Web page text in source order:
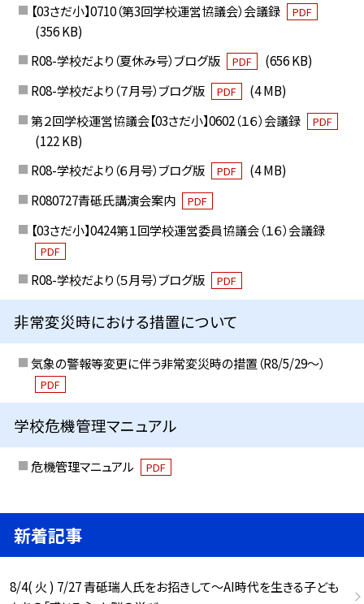
【03さだ小】0710（第3回学校運営協議会）会議録 PDF
(356 KB)
R08-学校だより（夏休み号）ブログ版
PDF
(656 KB)
R08-学校だより（７月号）ブログ版
PDF
(4 MB)
第２回学校運営協議会【03さだ小】0602（１６）会議録
PDF
(122 KB)
R08-学校だより（６月号）ブログ版
PDF
(4 MB)
R080727青砥氏講演会案内
PDF
【03さだ小】0424第１回学校運営委員協議会（１６）会議録
PDF
R08-学校だより（５月号）ブログ版 PDF
非常変災時における措置について
気象の警報等変更に伴う非常変災時の措置（R8/5/29〜）
PDF
学校危機管理マニュアル
危機管理マニュアル PDF
新着記事
8/4( 火 ) 7/27 青砥瑞人氏をお招きして〜AI時代を生きる子ども